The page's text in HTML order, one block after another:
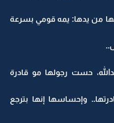
من يدها: يمه قومي بسرعة
حست رجولها مو قادرة
وإحساسها إنها بترجع